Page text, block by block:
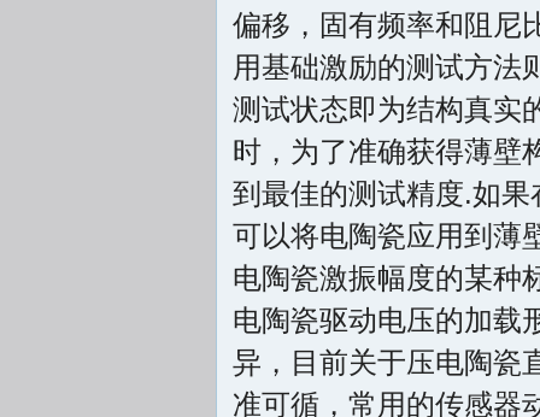
偏移，固有频率和阻尼
用基础激励的测试方法
测试状态即为结构真实
时，为了准确获得薄壁
到最佳的测试精度.如
可以将电陶瓷应用到薄
电陶瓷激振幅度的某种
电陶瓷驱动电压的加载
异，目前关于压电陶瓷
准可循，常用的传感器